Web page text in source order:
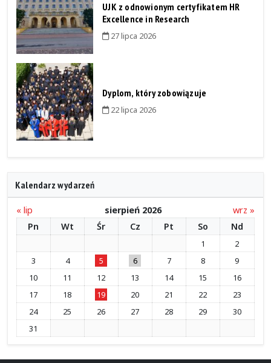
UJK z odnowionym certyfikatem HR
Excellence in Research
27 lipca 2026
Dyplom, który zobowiązuje
22 lipca 2026
Kalendarz wydarzeń
« lip sierpień 2026
wrz »
Pn
Wt Śr Cz Pt So Nd
1
2
3
4 5 6 7 8
9
10
11 12 13 14 15
16
17
18 19 20 21 22
23
24
25 26 27 28 29
30
31